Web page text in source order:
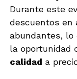
Durante este
descuentos en
abundantes, lo
la oportunidad
calidad a